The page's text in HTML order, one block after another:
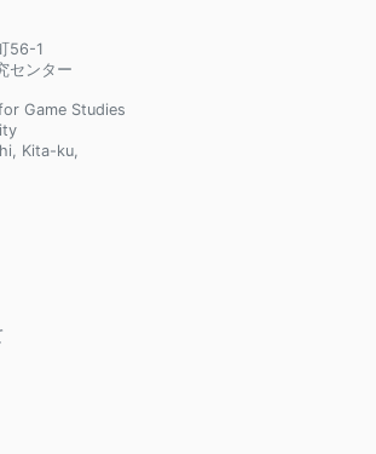
56-1
センター
Game Studies
Kita-ku,